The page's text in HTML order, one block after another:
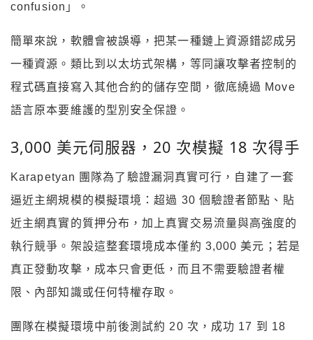
confusion」。
簡單來說，軟體會被誤導，把某一種鏈上資源錯認成另
一種資源。類比到以太坊式架構，等同讓攻擊者控制的
程式碼直接寫入其他合約的儲存空間，徹底繞過 Move
語言原本要維護的型別安全保證。
3,000 美元伺服器，20 次模擬 18 次得手
Karapetyan 團隊為了驗證漏洞真實可行，自建了一套
逼近主網規模的模擬環境：超過 30 個驗證者節點、貼
近主網真實的質押分布，加上真實交易流量與高強度的
執行競爭。架設這整套環境成本僅約 3,000 美元；若是
真正發動攻擊，成本只會更低，而且不需要驗證者權
限、內部知識或任何特權存取。
團隊在模擬環境中前後測試約 20 次，成功 17 到 18